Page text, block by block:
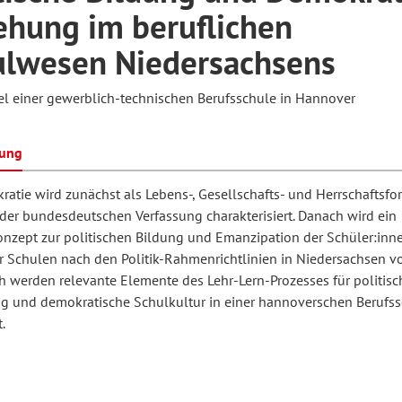
Schule und Unterricht
Arbeit
und Unterrichtsforschung
und
Erwachsenenbildung
Forum
für
im beruflichen
Niedersachsens
einer gewerblich-technischen Berufsschule in Hannover
wird zunächst als Lebens-, Gesellschafts- und
bundesdeutschen Verfassung charakterisiert. Danach wird ein
zur politischen Bildung und Emanzipation der
Schulen nach den Politik-Rahmenrichtlinien in Niedersachsen
werden relevante Elemente des Lehr-Lern-Prozesses für
und demokratische Schulkultur in einer hannoverschen